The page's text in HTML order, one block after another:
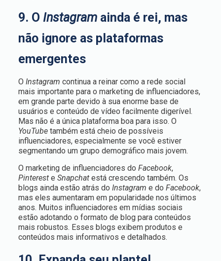
9. O Instagramainda é rei, mas
não ignore as plataformas
emergentes
O Instagram continua a reinar como a rede social
mais importante para o marketing de influenciadores,
em grande parte devido à sua enorme base de
usuários e conteúdo de vídeo facilmente digerível.
Mas não é a única plataforma boa para isso. O
YouTube também está cheio de possíveis
influenciadores, especialmente se você estiver
segmentando um grupo demográfico mais jovem.
O marketing de influenciadores do Facebook,
Pinterest e Snapchat está crescendo também. Os
blogs ainda estão atrás do Instagram e do Facebook,
mas eles aumentaram em popularidade nos últimos
anos. Muitos influenciadores em mídias sociais
estão adotando o formato de blog para conteúdos
mais robustos. Esses blogs exibem produtos e
conteúdos mais informativos e detalhados.